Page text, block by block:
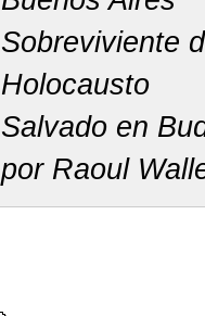
Sobreviviente
Holocausto
Salvado en
por Raoul